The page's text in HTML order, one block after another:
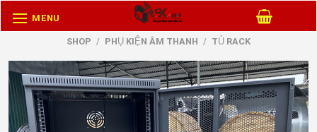
MENU
SHOP / PHỤ KIỆN ÂM THANH / TỦ RACK